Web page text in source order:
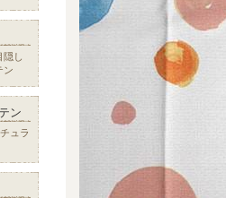
隠し
ン
ン
ュラ